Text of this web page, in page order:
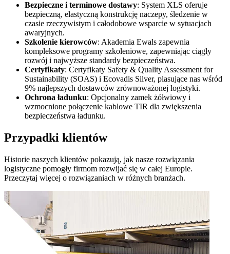
Bezpieczne i terminowe dostawy: System XLS oferuje
bezpieczną, elastyczną konstrukcję naczepy, śledzenie w
czasie rzeczywistym i całodobowe wsparcie w sytuacjach
awaryjnych.
Szkolenie kierowców: Akademia Ewals zapewnia
kompleksowe programy szkoleniowe, zapewniając ciągły
rozwój i najwyższe standardy bezpieczeństwa.
Certyfikaty: Certyfikaty Safety & Quality Assessment for
Sustainability (SOAS) i Ecovadis Silver, plasujące nas wśród
9% najlepszych dostawców zrównoważonej logistyki.
Ochrona ładunku: Opcjonalny zamek żółwiowy i
wzmocnione połączenie kablowe TIR dla zwiększenia
bezpieczeństwa ładunku.
Przypadki klientów
Historie naszych klientów pokazują, jak nasze rozwiązania
logistyczne pomogły firmom rozwijać się w całej Europie.
Przeczytaj więcej o rozwiązaniach w różnych branżach.